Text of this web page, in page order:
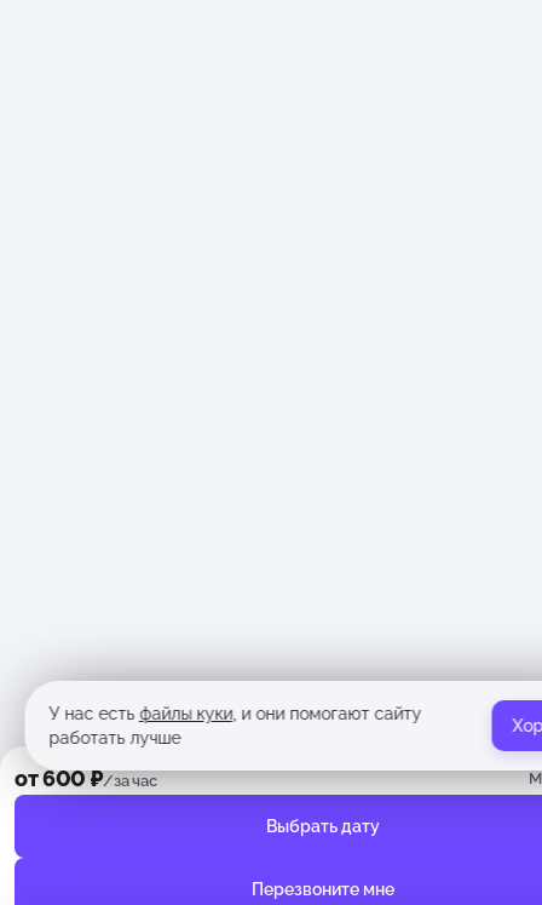
от 600 ₽/за час
Выбрать дату
Перезвоните мне
У нас естьфайлы куки, и они помогают сайту
работать лучше